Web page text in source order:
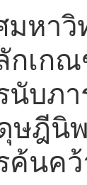
มหา
กเก
นับภา
ษฎีนิ
ค้นค